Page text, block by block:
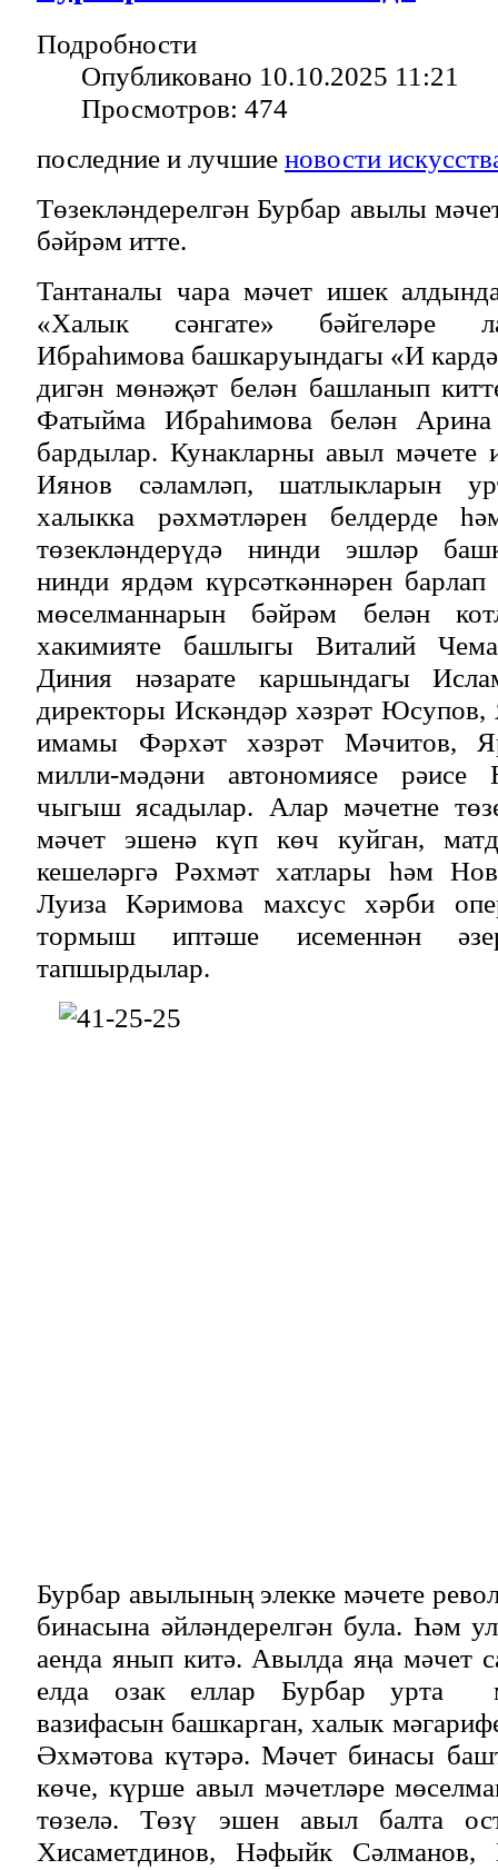
Подробности
Опубликовано 10.10.2025 11:21
Просмотров: 474
последние и лучшие новости
Төзекләндерелгән Бурбар авылы
бәйрәм итте.
Тантаналы чара мәчет ишек
«Халык сәнгате» бәйгеләре
Ибраһимова башкаруындагы «И
дигән мөнәҗәт белән башланып
Фатыйма Ибраһимова белән
бардылар. Кунакларны авыл мәчете
Иянов сәламләп, шатлыкларын
халыкка рәхмәтләрен белдерде
төзекләндерүдә нинди эшләр
нинди ярдәм күрсәткәннәрен
мөселманнарын бәйрәм белән
хакимияте башлыгы Виталий
Диния нәзарате каршындагы
директоры Искәндәр хәзрәт
имамы Фәрхәт хәзрәт Мәчитов,
милли-мәдәни автономиясе
чыгыш ясадылар. Алар мәчетне
мәчет эшенә күп көч куйган,
кешеләргә Рәхмәт хатлары һәм
Луиза Кәримова махсус хәрби
тормыш иптәше исеменнән
тапшырдылар.
Бурбар авылының элекке мәчете
бинасына әйләндерелгән була. Һәм
аенда янып китә. Авылда яңа мәчет
елда озак еллар Бурбар урта
вазифасын башкарган, халык
Әхмәтова күтәрә. Мәчет бинасы
көче, күрше авыл мәчетләре
төзелә. Төзү эшен авыл балта
Хисаметдинов, Нәфыйк Сәлманов,